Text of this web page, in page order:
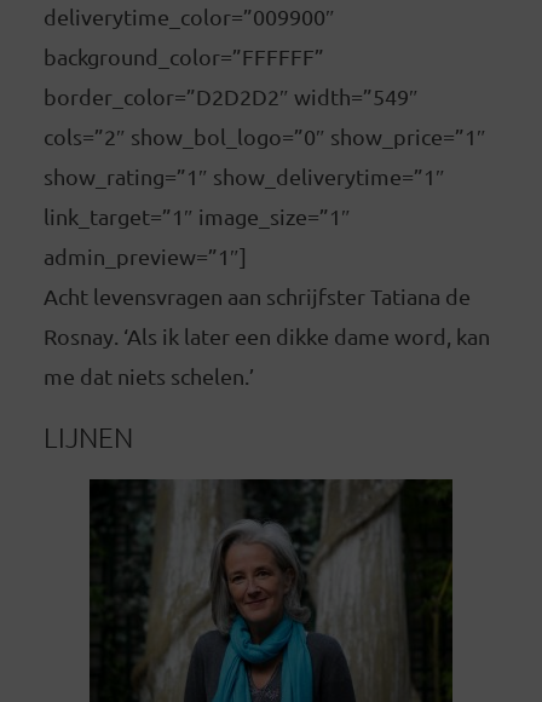
deliverytime_color=”009900″
background_color=”FFFFFF”
border_color=”D2D2D2″ width=”549″
cols=”2″ show_bol_logo=”0″ show_price=”1″
show_rating=”1″ show_deliverytime=”1″
link_target=”1″ image_size=”1″
admin_preview=”1″]
Acht levensvragen aan schrijfster Tatiana de
Rosnay. ‘Als ik later een dikke dame word, kan
me dat niets schelen.’
LIJNEN